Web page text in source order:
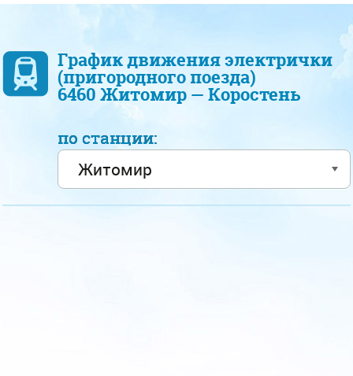
График движения электрички
(пригородного поезда)
6460 Житомир — Коростень
по станции: